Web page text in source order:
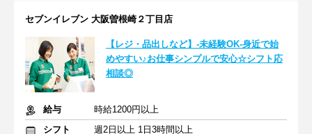
セブンイレブン 大阪曽根崎２丁目店
【レジ・品出しなど】-未経験OK-身近で始
めやすい♪お仕事シンプルで安心☆シフト応
相談◎
給与
時給1200円以上
シフト
週2日以上 1日3時間以上